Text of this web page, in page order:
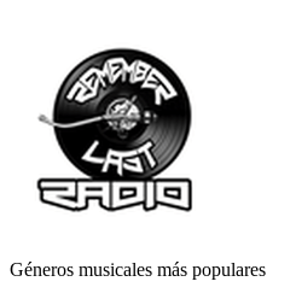
Géneros musicales más populares